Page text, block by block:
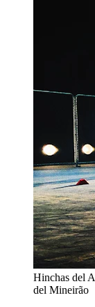
Hinchas del
del Mineirão